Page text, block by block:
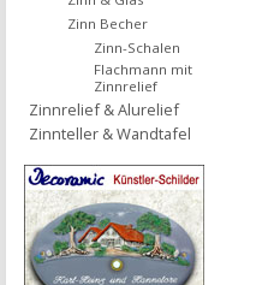
Zinn Becher
Zinn-Schalen
Flachmann mit
Zinnrelief
Zinnrelief & Alurelief
Zinnteller & Wandtafel